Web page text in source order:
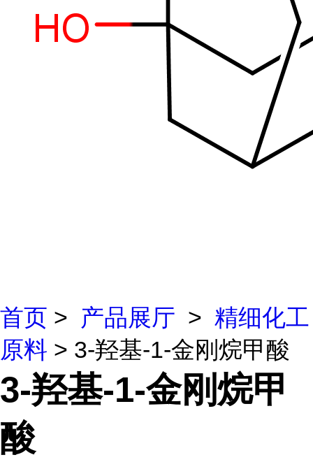
首页 > 产品展厅 > 精细化工
原料 > 3-羟基-1-金刚烷甲酸
3-羟基-1-金刚烷甲
酸